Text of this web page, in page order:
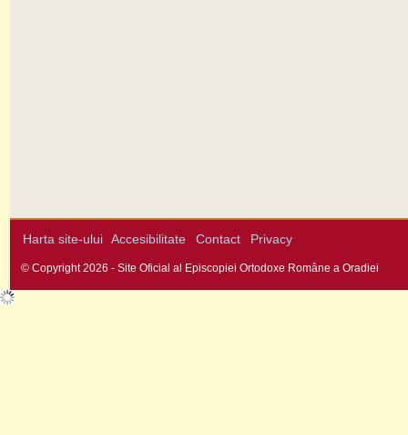
Harta site-ului Accesibilitate Contact Privacy
© Copyright 2026 - Site Oficial al Episcopiei Ortodoxe Române a Oradiei